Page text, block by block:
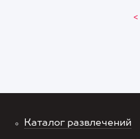
<
Каталог развлечений